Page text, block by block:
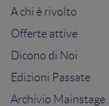
A chi è rivolto
Offerte attive
Dicono di Noi
Edizioni Passate
Archivio Mainstage